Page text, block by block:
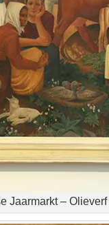
Jaarmarkt –